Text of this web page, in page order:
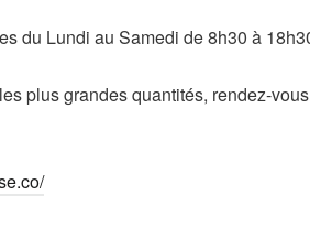
du Lundi au Samedi de 8h30 à
plus grandes quantités, rendez-